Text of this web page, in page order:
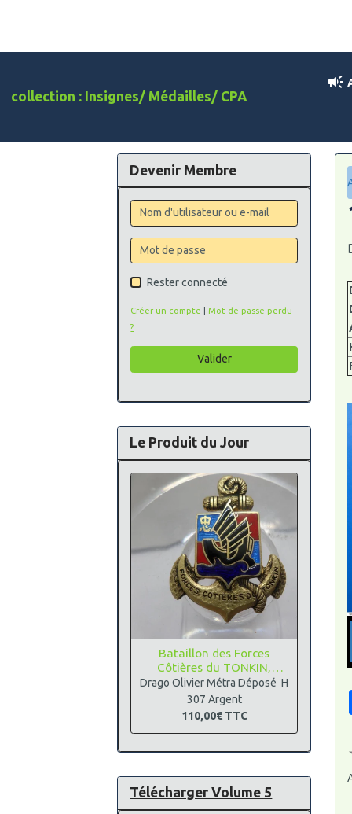
collection : Insignes/ Médailles/ CPA
Devenir Membre
Rester connecté
Créer un compte
Mot de passe perdu
?
Valider
Le Produit du Jour
Bataillon des Forces
Côtières du TONKIN,
Argent
Drago Olivier Métra Déposé H
307 Argent
110,00€ TTC
Télécharger Volume 5